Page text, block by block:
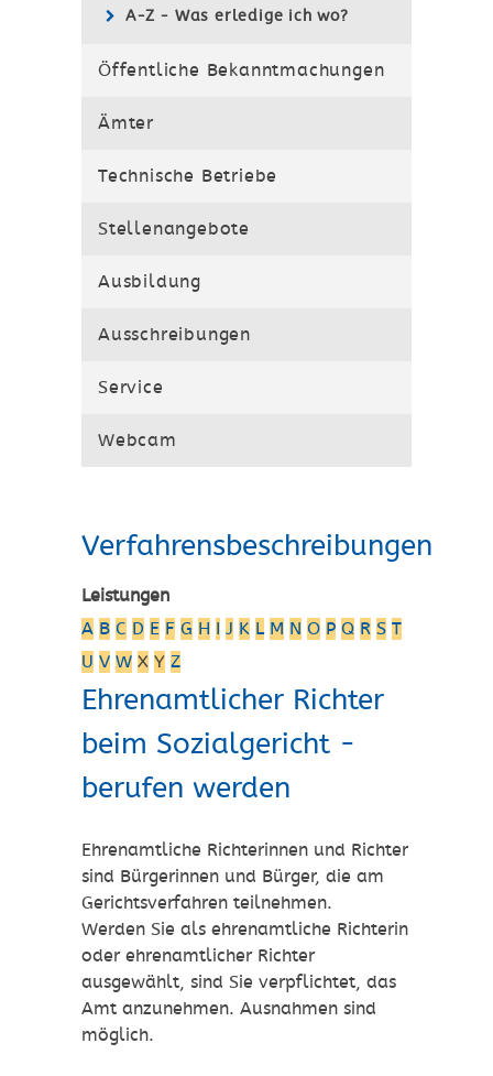
A-Z - Was erledige ich wo?
Öffentliche Bekanntmachungen
Ämter
Technische Betriebe
Stellenangebote
Ausbildung
Ausschreibungen
Service
Webcam
Verfahrensbeschreibungen
Leistungen
A B C D E F G H I J K L M N O P Q R S T
U V W X Y Z
Ehrenamtlicher Richter
beim Sozialgericht -
berufen werden
Ehrenamtliche Richterinnen und Richter
sind Bürgerinnen und Bürger, die am
Gerichtsverfahren teilnehmen.
Werden Sie als ehrenamtliche Richterin
oder ehrenamtlicher Richter
ausgewählt, sind Sie verpflichtet, das
Amt anzunehmen. Ausnahmen sind
möglich.